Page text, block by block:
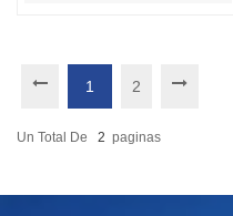
1 2
Un Total De 2 Paginas